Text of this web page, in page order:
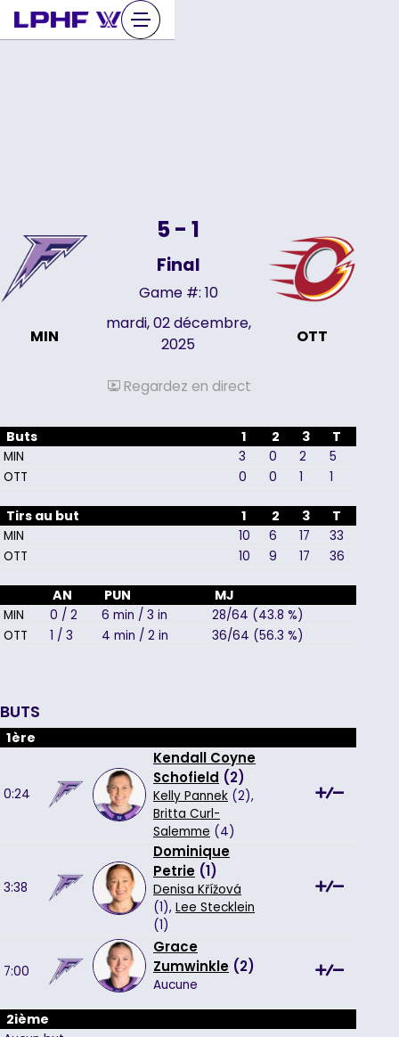
Sauter
au
MIN
5 - 1
Final
Game #: 10
mardi, 02 décembre,
2025
OTT
Regardez en direct
Buts 1 2 3 T
MIN 3 0 2
5
OTT
0 0 1 1
Tirs au but 1 2 3 T
MIN 10 6 17
33
OTT
10 9 17 36
AN PUN MJ
MIN 0 / 2 6 min / 3 in
28/64 (43.8 %)
OTT
1 / 3 4 min / 2 in 36/64 (56.3 %)
BUTS
1ère
0:24
Kendall Coyne
Schofield (2)
Kelly Pannek (2),
Britta Curl-
Salemme (4)
3:38
Dominique
Petrie (1)
Denisa Křížová
(1), Lee Stecklein
(1)
7:00
Grace
Zumwinkle (2)
Aucune
2ième